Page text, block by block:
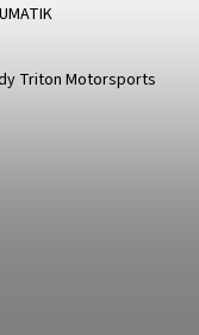
Triton Motorsports